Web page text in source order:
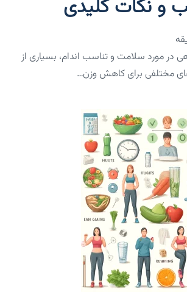
و نکات کلیدی
در مورد سلامت و تناسب اندام، بسیاری از
مختلفی برای کاهش وزن…